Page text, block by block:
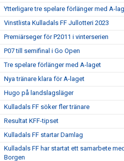
Ytterligare tre spelare förlänger med A-
Vinstlista Kulladals FF Jullotteri 2023
Premiärseger för P2011 i vinterserien
P07 till semifinal i Go Open
Tre spelare förlänger med A-laget
Nya tränare klara för A-laget
Hugo på landslagsläger
Kulladals FF söker fler tränare
Resultat KFF-tipset
Kulladals FF startar Damlag
Kulladals FF har startat ett samarbete
Borgen